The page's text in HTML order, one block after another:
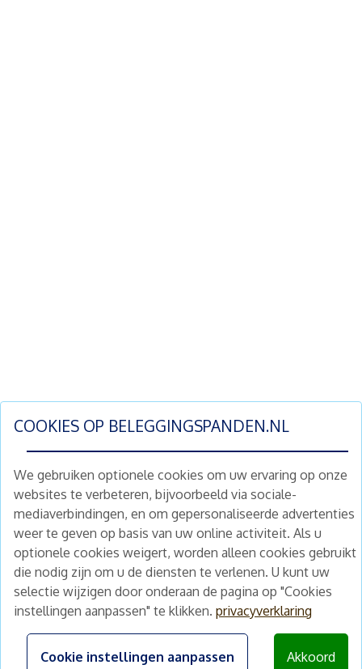
COOKIES OP BELEGGINGSPANDEN.NL
We gebruiken optionele cookies om uw ervaring op onze
websites te verbeteren, bijvoorbeeld via sociale-
mediaverbindingen, en om gepersonaliseerde advertenties
weer te geven op basis van uw online activiteit. Als u
optionele cookies weigert, worden alleen cookies gebruikt
die nodig zijn om u de diensten te verlenen. U kunt uw
selectie wijzigen door onderaan de pagina op "Cookies
instellingen aanpassen" te klikken. privacyverklaring
Cookie instellingen aanpassen Akkoord
Schrijf je nu in en ontvang wekelijks ons
nieuwe aanbod vastgoedbeleggingen.
Nieuwsbrief Abonneren
Home
Te koop
Nieuws
Schimmelstraat 5H
1053 TA Amsterdam
+31 (0) 30 225 31 12